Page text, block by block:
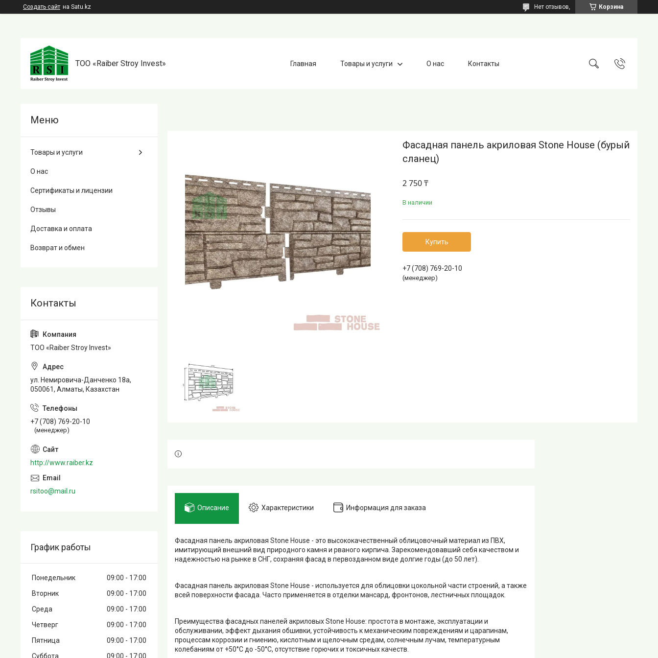
Создать сайт на Satu.kz Корзина
Нет отзывов,
TOO «Raiber Stroy Invest» Главная Товары и услуги О нас Контакты
Фасадная панель акриловая Stone House (бурый
сланец)
2 750 ₸
В наличии
Купить
+7 (708) 769-20-10
(менеджер)
Описание Характеристики Информация для заказа
Фасадная панель акриловая Stone House - это высококачественный облицовочный материал из ПВХ,
имитирующий внешний вид природного камня и рваного кирпича. Зарекомендовавший себя качеством и
надежностью на рынке в СНГ, сохраняя фасад в первозданном виде долгие годы (до 50 лет).
Фасадная панель акриловая Stone House - используется для облицовки цокольной части строений, а также
всей поверхности фасада. Часто применяется в отделки мансард, фронтонов, лестничных площадок.
Преимущества фасадных панелей акриловых Stone House: простота в монтаже, эксплуатации и
обслуживании, эффект дыхания обшивки, устойчивость к механическим повреждениям и царапинам,
процессам коррозии и гниению, кислотным и щелочным средам, солнечным лучам, температурным
колебаниям от +50‎°C до -50°C, отсутствие горючих и токсичных качеств.
Товары и услуги
О нас
Сертификаты и лицензии
Отзывы
Доставка и оплата
Возврат и обмен
TOO «Raiber Stroy Invest»
ул. Немировича-Данченко 18а,
050061, Алматы, Казахстан
+7 (708) 769-20-10
(менеджер)
http://www.raiber.kz
rsitoo@mail.ru
График работы
Понедельник 09:00
17:00
Вторник
09:00
17:00
Среда
09:00
17:00
Четверг
09:00
17:00
Пятница
09:00
17:00
Суббота
09:00 17:00